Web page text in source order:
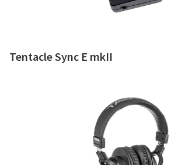
Tentacle Sync E mkII